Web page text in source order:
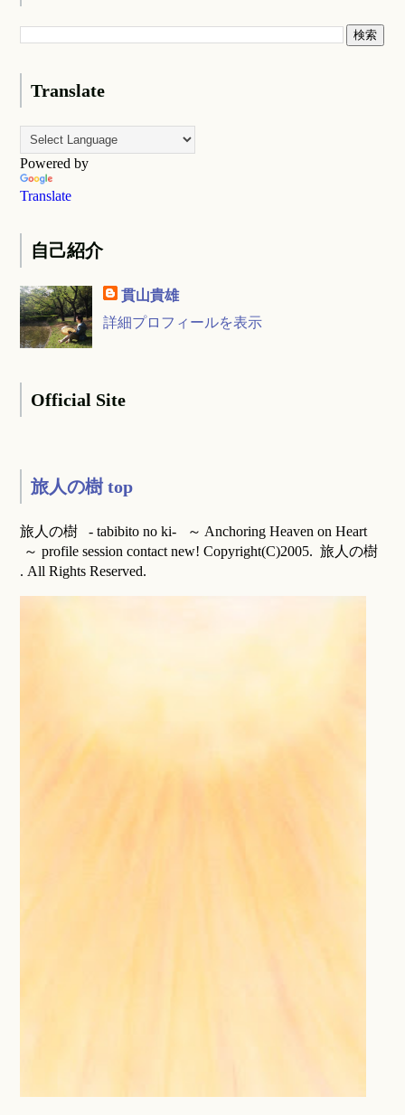
Translate
Powered by
Translate
自己紹介
貫山貴雄
詳細プロフィールを表示
Official Site
旅人の樹 top
旅人の樹 - tabibito no ki- ～ Anchoring Heaven on Heart
～ profile session contact new! Copyright(C)2005. 旅人の樹
. All Rights Reserved.